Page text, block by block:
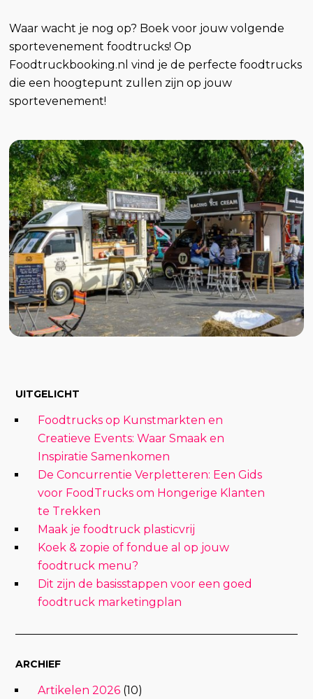
Waar wacht je nog op? Boek voor jouw volgende
sportevenement foodtrucks! Op
Foodtruckbooking.nl vind je de perfecte foodtrucks
die een hoogtepunt zullen zijn op jouw
sportevenement!
UITGELICHT
Foodtrucks op Kunstmarkten en
Creatieve Events: Waar Smaak en
Inspiratie Samenkomen
De Concurrentie Verpletteren: Een Gids
voor FoodTrucks om Hongerige Klanten
te Trekken
Maak je foodtruck plasticvrij
Koek & zopie of fondue al op jouw
foodtruck menu?
Dit zijn de basisstappen voor een goed
foodtruck marketingplan
ARCHIEF
Artikelen 2026 (10)